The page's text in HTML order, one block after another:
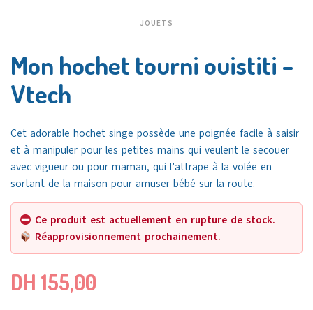
JOUETS
Mon hochet tourni ouistiti –
Vtech
Cet adorable hochet singe possède une poignée facile à saisir
et à manipuler pour les petites mains qui veulent le secouer
avec vigueur ou pour maman, qui l’attrape à la volée en
sortant de la maison pour amuser bébé sur la route.
Ce produit est actuellement en rupture de stock.
Réapprovisionnement prochainement.
DH 155,00